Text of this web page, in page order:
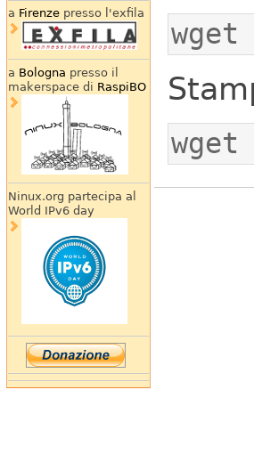
a Firenzepresso l'exfila
a Bologna presso il
makerspace di RaspiBO
Ninux.org partecipa al
World IPv6 day